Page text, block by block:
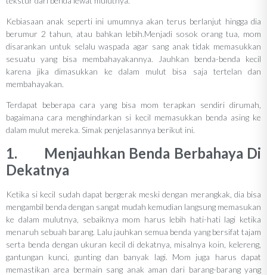
Kebiasaan anak seperti ini umumnya akan terus berlanjut hingga dia
berumur 2 tahun, atau bahkan lebih.Menjadi sosok orang tua, mom
disarankan untuk selalu waspada agar sang anak tidak memasukkan
sesuatu yang bisa membahayakannya. Jauhkan benda-benda kecil
karena jika dimasukkan ke dalam mulut bisa saja tertelan dan
membahayakan.
Terdapat beberapa cara yang bisa mom terapkan sendiri dirumah,
bagaimana cara menghindarkan si kecil memasukkan benda asing ke
dalam mulut mereka. Simak penjelasannya berikut ini.
1. Menjauhkan Benda Berbahaya Di
Dekatnya
Ketika si kecil sudah dapat bergerak meski dengan merangkak, dia bisa
mengambil benda dengan sangat mudah kemudian langsung memasukan
ke dalam mulutnya, sebaiknya mom harus lebih hati-hati lagi ketika
menaruh sebuah barang. Lalu jauhkan semua benda yang bersifat tajam
serta benda dengan ukuran kecil di dekatnya, misalnya koin, kelereng,
gantungan kunci, gunting dan banyak lagi. Mom juga harus dapat
memastikan area bermain sang anak aman dari barang-barang yang